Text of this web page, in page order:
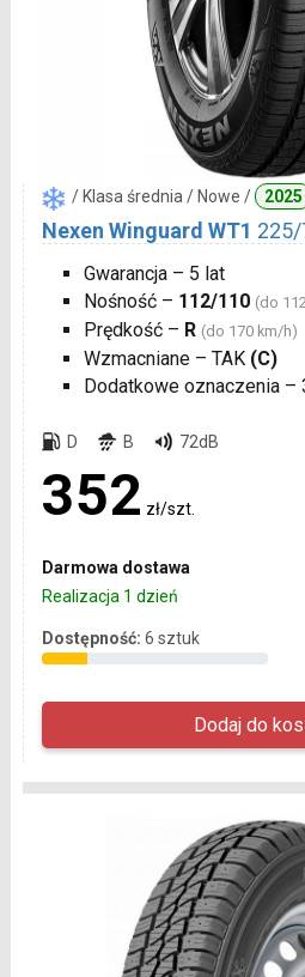
/ Klasa średnia / Nowe / 2025
Nexen Winguard WT1 225/
Gwarancja – 5 lat
Nośność – 112/110 (do
Prędkość – R (do 170 km/h)
Wzmacniane – TAK (C)
Dodatkowe oznaczenia –
D B 72dB
352 zł/szt.
Darmowa dostawa
Realizacja 1 dzień
Dostępność: 6 sztuk